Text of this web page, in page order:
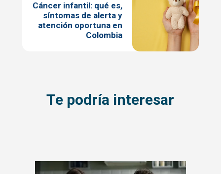
Cáncer infantil: qué es,
síntomas de alerta y
atención oportuna en
Colombia
Te podría interesar
Imagen